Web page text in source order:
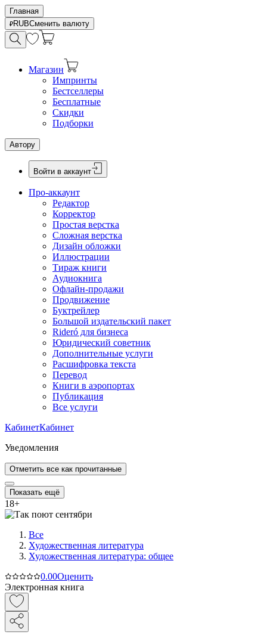
Главная
RUBСменить валюту
Магазин
Импринты
Бестселлеры
Бесплатные
Скидки
Подборки
Автору
Войти в аккаунт
Про-аккаунт
Редактор
Корректор
Простая верстка
Сложная верстка
Дизайн обложки
Иллюстрации
Тираж книги
Аудиокнига
Офлайн-продажи
Продвижение
Буктрейлер
Большой издательский пакет
Rideró для бизнеса
Юридический советник
Дополнительные услуги
Расшифровка текста
Перевод
Книги в аэропортах
Публикация
Все услуги
КабинетКабинет
Уведомления
Отметить все как прочитанные
Показать ещё
18+
Все
Художественная литература
Художественная литература: общее
0.00Оценить
Электронная книга